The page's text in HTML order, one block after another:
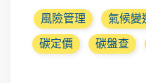
風險管理 氣候變
碳定價 碳盤查